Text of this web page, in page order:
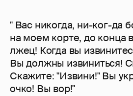
" Вас никогда, ни-ког-да
на моем корте, до конца
лжец! Когда вы
Вы должны извиниться!
Скажите: "Извини!" Вы
очко! Вы вор!"